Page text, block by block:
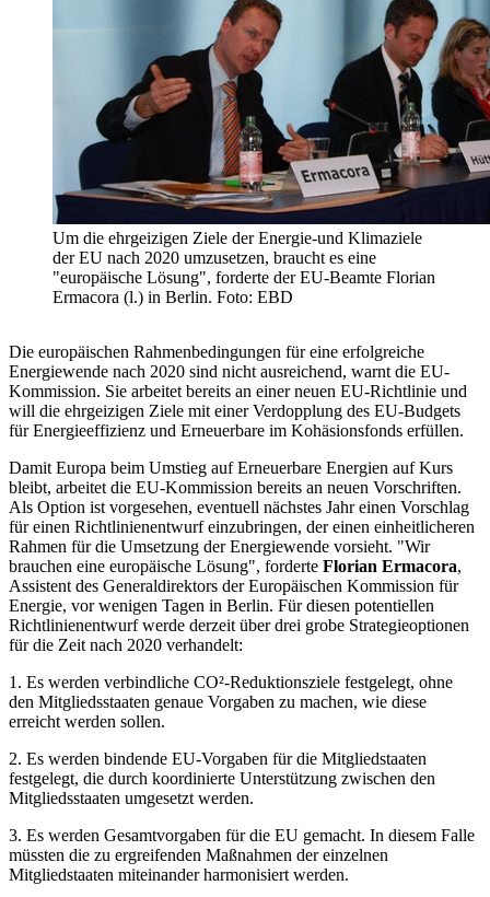
Um die ehrgeizigen Ziele der Energie-und Klimaziele
der EU nach 2020 umzusetzen, braucht es eine
"europäische Lösung", forderte der EU-Beamte Florian
Ermacora (l.) in Berlin. Foto: EBD
Die europäischen Rahmenbedingungen für eine erfolgreiche
Energiewende nach 2020 sind nicht ausreichend, warnt die EU-
Kommission. Sie arbeitet bereits an einer neuen EU-Richtlinie und
will die ehrgeizigen Ziele mit einer Verdopplung des EU-Budgets
für Energieeffizienz und Erneuerbare im Kohäsionsfonds erfüllen.
Damit Europa beim Umstieg auf Erneuerbare Energien auf Kurs
bleibt, arbeitet die EU-Kommission bereits an neuen Vorschriften.
Als Option ist vorgesehen, eventuell nächstes Jahr einen Vorschlag
für einen Richtlinienentwurf einzubringen, der einen einheitlicheren
Rahmen für die Umsetzung der Energiewende vorsieht. "Wir
brauchen eine europäische Lösung", forderte Florian Ermacora,
Assistent des Generaldirektors der Europäischen Kommission für
Energie, vor wenigen Tagen in Berlin. Für diesen potentiellen
Richtlinienentwurf werde derzeit über drei grobe Strategieoptionen
für die Zeit nach 2020 verhandelt:
1. Es werden verbindliche CO²-Reduktionsziele festgelegt, ohne
den Mitgliedsstaaten genaue Vorgaben zu machen, wie diese
erreicht werden sollen.
2. Es werden bindende EU-Vorgaben für die Mitgliedstaaten
festgelegt, die durch koordinierte Unterstützung zwischen den
Mitgliedsstaaten umgesetzt werden.
3. Es werden Gesamtvorgaben für die EU gemacht. In diesem Falle
müssten die zu ergreifenden Maßnahmen der einzelnen
Mitgliedstaaten miteinander harmonisiert werden.